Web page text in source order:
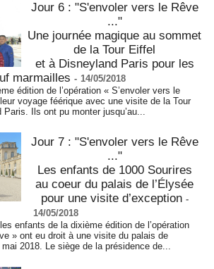
Jour 6 : "S'envoler vers le Rêve
..."
Une journée magique au sommet
de la Tour Eiffel
et à Disneyland Paris pour les
marmailles - 14/05/2018
édition de l’opération « S’envoler vers le
voyage féérique avec une visite de la Tour
Ils ont pu monter jusqu’au...
Jour 7 : "S'envoler vers le Rêve
..."
Les enfants de 1000 Sourires
au coeur du palais de l’Élysée
pour une visite d’exception -
14/05/2018
enfants de la dixième édition de l’opération
» ont eu droit à une visite du palais de
mai 2018. Le siège de la présidence de...